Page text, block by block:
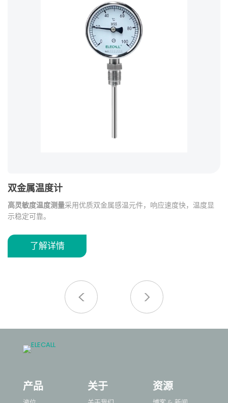
双金属温度计
高灵敏度温度测量采用优质双金属感温元件，响应速度快，温度显
示稳定可靠。
制，适用于多种工业环境。
优异的耐腐蚀性能 保护管采用
性和机械强度，适用于复杂工况。
长期连续运行场景。
了解详情
产品 关于 资源